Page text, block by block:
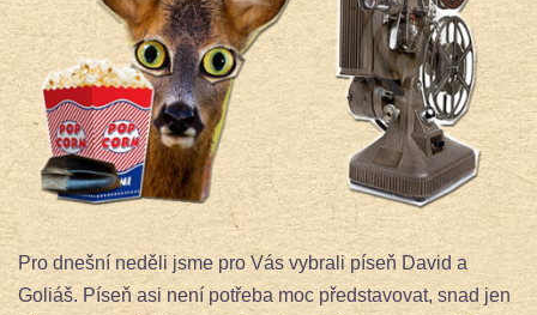
Pro dnešní neděli jsme pro Vás vybrali píseň David a
Goliáš. Píseň asi není potřeba moc představovat, snad jen